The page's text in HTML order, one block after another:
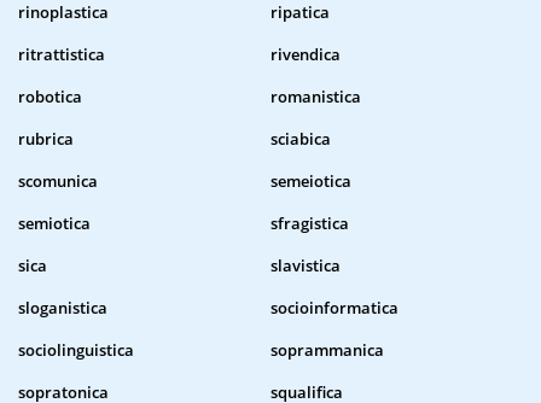
rinoplastica
ripatica
ritrattistica
rivendica
robotica
romanistica
rubrica
sciabica
scomunica
semeiotica
semiotica
sfragistica
sica
slavistica
sloganistica
socioinformatica
sociolinguistica
soprammanica
sopratonica
squalifica